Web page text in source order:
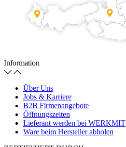
Information
Über Uns
Jobs & Karriere
B2B Firmenangebote
Öffnungszeiten
Lieferant werden bei WERKMIT
Ware beim Hersteller abholen